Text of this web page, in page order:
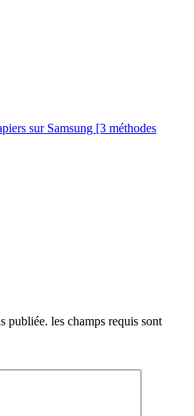
sur Samsung [3 méthodes
publiée. les champs requis sont